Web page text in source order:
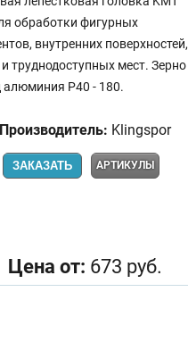
обработки фигурных
внутренних поверхностей,
и труднодоступных мест. Зерно
алюминия Р40 - 180.
Производитель: Klingspor
ЗАКАЗАТЬ АРТИКУЛЫ
Цена от: 673 руб.